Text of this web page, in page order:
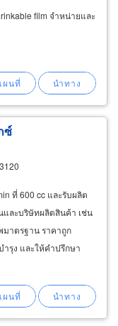
film จำหน่ายและ
ซ์
ที่ 600 cc และรับผลิต
และบริษัทผลิตสินค้า เช่น
าตรฐาน ราคาถูก
รุง และให้คำปรึกษา